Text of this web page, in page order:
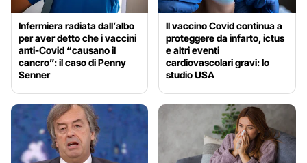
Infermiera radiata dall’albo
per aver detto che i vaccini
anti-Covid “causano il
cancro”: il caso di Penny
Senner
Il vaccino Covid continua a
proteggere da infarto, ictus
e altri eventi
cardiovascolari gravi: lo
studio USA